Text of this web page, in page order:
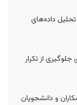
تحلیل داده‌های
جلوگیری از تکرار
و دانشجویان